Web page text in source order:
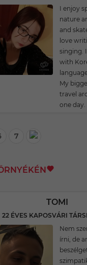
I enjoy
nature
and
love
singing.
with
My
travel
one day.
7
TOMI
22 ÉVES KAPOSVÁRI
Nem
írni, de